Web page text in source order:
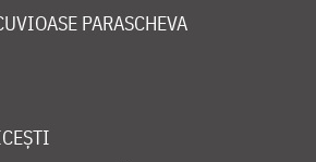
PARASCHEVA